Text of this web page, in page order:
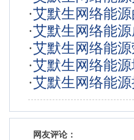
且可在整个输入
直流电源
·艾默生网络能
榜首
·艾默生网络能
源系统的 ISO
·艾默生网络能
·艾默生网络能
导轨电源系列的
·艾默生网络能
网友评论：